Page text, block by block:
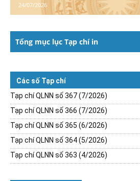
24/07/2026
Tổng mục lục Tạp chí in
Các số Tạp chí
Tạp chí QLNN số 367 (7/2026)
Tạp chí QLNN số 366 (7/2026)
Tạp chí QLNN số 365 (6/2026)
Tạp chí QLNN số 364 (5/2026)
Tạp chí QLNN số 363 (4/2026)